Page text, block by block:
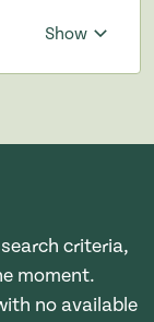
Show
criteria,
moment.
no available